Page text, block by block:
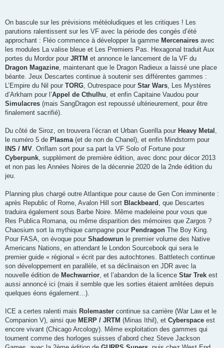
On bascule sur les prévisions météoludiques et les critiques ! Les
parutions ralentissent sur les VF avec la période des congés d’été
approchant : Fléo commence à développer la gamme Mercenaires avec
les modules La valise bleue et Les Premiers Pas. Hexagonal traduit Aux
portes du Mordor pour JRTM et annonce le lancement de la VF du
Dragon Magazine , maintenant que le Dragon Radieux a laissé une place
béante. Jeux Descartes continue à soutenir ses différentes gammes :
L’Empire du Nil pour TORG , Outrespace pour Star Wars , Les Mystères
d’Arkham pour l’Appel de Cthulhu , et enfin Capitaine Vaudou pour
Simulacres (mais SangDragon est repoussé ultérieurement, pour être
finalement sacrifié).
Du côté de Siroz, on trouvera l’écran et Urban Guerilla pour Heavy Metal
le numéro 5 de Plasma (et de non de Chanel), et enfin Mindstorm pour
INS / MV . Oriflam sort pour sa part la VF Solo of Fortune pour
Cyberpunk , supplément de première édition, avec donc pour décor 2013
et non pas les Années Noires de la décennie 2020 de la 2nde édition du
jeu.
Planning plus chargé outre Atlantique pour cause de Gen Con imminente :
après Republic of Rome, Avalon Hill sort Blackbeard
, que Descartes
traduira également sous Barbe Noire. Même madeleine pour vous que
Res Publica Romana, ou même disparition des mémoires que Zargos ?
Chaosium sort la mythique campagne pour Pendragon The Boy King.
Pour FASA, on évoque pour Shadowrun le premier volume des Native
Americans Nations, en attendant le London Sourcebook qui sera le
premier guide « régional » écrit par des autochtones. Battletech continue
son développement en parallèle, et sa déclinaison en JDR avec la
nouvelle édition de Mechwarrior , et l’abandon de la licence Star Trek est
aussi annoncé ici (mais il semble que les sorties étaient arrêtées depuis
quelques éons également…).
ICE a certes ralenti mais Rolemaster continue sa carrière (War Law et le
Companion V), ainsi que MERP / JRTM (Minas Ithil), et Cyberspace est
encore vivant (Chicago Arcology). Même exploitation des gammes qui
tournent comme des horloges suisses d’abord chez Steve Jackson